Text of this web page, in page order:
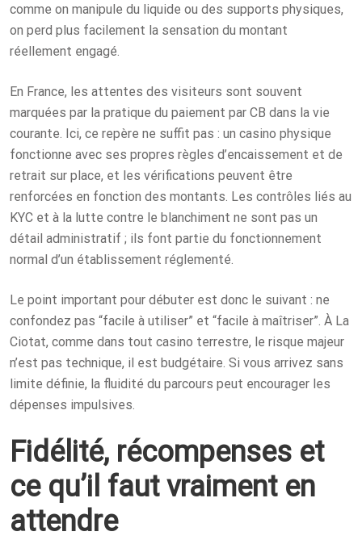
comme on manipule du liquide ou des supports physiques,
on perd plus facilement la sensation du montant
réellement engagé.
En France, les attentes des visiteurs sont souvent
marquées par la pratique du paiement par CB dans la vie
courante. Ici, ce repère ne suffit pas : un casino physique
fonctionne avec ses propres règles d’encaissement et de
retrait sur place, et les vérifications peuvent être
renforcées en fonction des montants. Les contrôles liés au
KYC et à la lutte contre le blanchiment ne sont pas un
détail administratif ; ils font partie du fonctionnement
normal d’un établissement réglementé.
Le point important pour débuter est donc le suivant : ne
confondez pas “facile à utiliser” et “facile à maîtriser”. À La
Ciotat, comme dans tout casino terrestre, le risque majeur
n’est pas technique, il est budgétaire. Si vous arrivez sans
limite définie, la fluidité du parcours peut encourager les
dépenses impulsives.
Fidélité, récompenses et
ce qu’il faut vraiment en
attendre